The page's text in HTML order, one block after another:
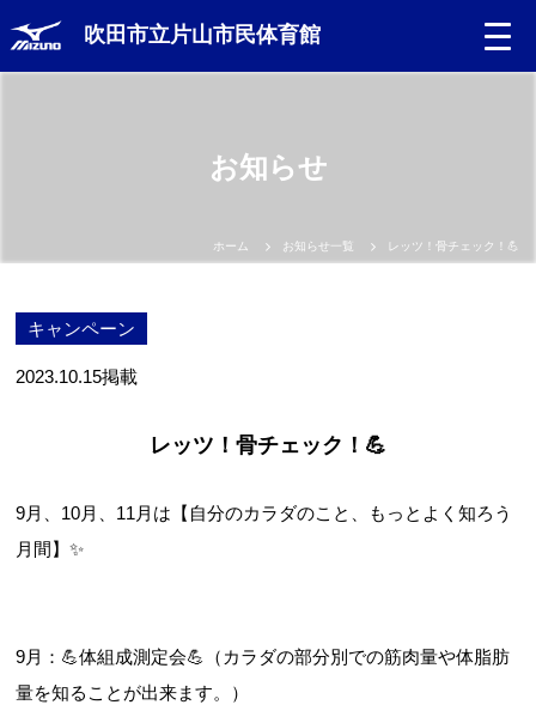
吹田市立片山市民体育館
お問合せフォーム
吹田市スポーツ施設予約システム(OPAS)
お知らせ
ホーム お知らせ一覧 レッツ！骨チェック！💪
キャンペーン
2023.10.15掲載
レッツ！骨チェック！💪
9月、10月、11月は【自分のカラダのこと、もっとよく知ろう
月間】✨
9月：💪体組成測定会💪（カラダの部分別での筋肉量や体脂肪
量を知ることが出来ます。）